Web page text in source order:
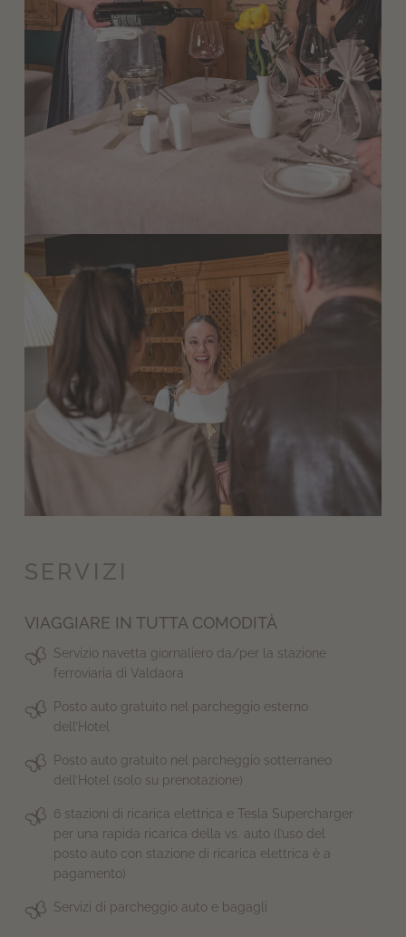
SERVIZI
VIAGGIARE IN TUTTA COMODITÀ
Servizio navetta giornaliero da/per la stazione
ferroviaria di Valdaora
Posto auto gratuito nel parcheggio esterno
dell’Hotel
Posto auto gratuito nel parcheggio sotterraneo
dell’Hotel (solo su prenotazione)
6 stazioni di ricarica elettrica e Tesla Supercharger
per una rapida ricarica della vs. auto (l’uso del
posto auto con stazione di ricarica elettrica è a
pagamento)
Servizi di parcheggio auto e bagagli